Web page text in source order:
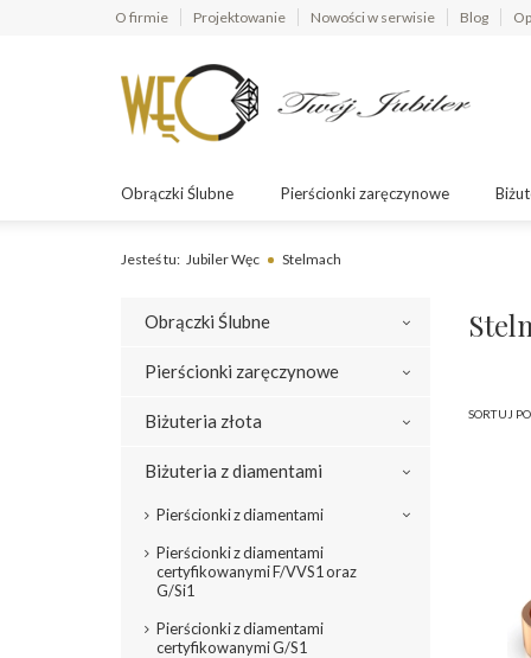
O firmie Projektowanie Nowości w serwisie Blog
Obrączki Ślubne Pierścionki zaręczynowe
Jesteś tu: Jubiler Węc Stelmach
Obrączki Ślubne
Pierścionki zaręczynowe
Biżuteria złota
Biżuteria z diamentami
Pierścionki z diamentami
Pierścionki z diamentami
certyfikowanymi F/VVS1 oraz
G/Si1
Pierścionki z diamentami
certyfikowanymi G/S1
SORTUJ